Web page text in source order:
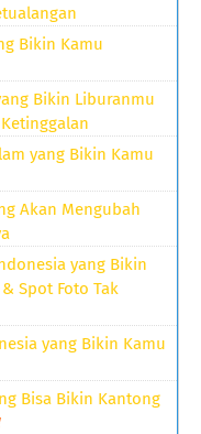
Bikin Kamu
Bikin Liburanmu
Ketinggalan
yang Bikin Kamu
Akan Mengubah
yang Bikin
Spot Foto Tak
yang Bikin Kamu
Bisa Bikin Kantong